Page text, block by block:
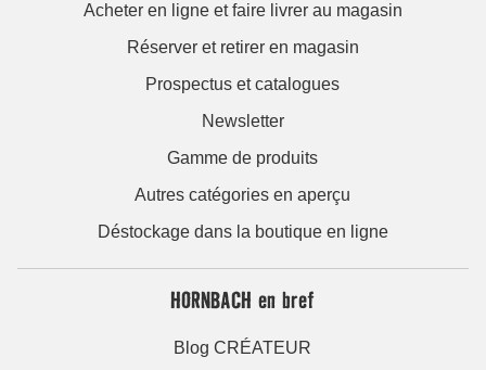
Acheter en ligne et faire livrer au magasin
Réserver et retirer en magasin
Prospectus et catalogues
Newsletter
Gamme de produits
Autres catégories en aperçu
Déstockage dans la boutique en ligne
HORNBACH en bref
Blog CRÉATEUR